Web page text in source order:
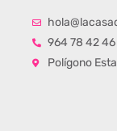
964 78 42 46
Polígono